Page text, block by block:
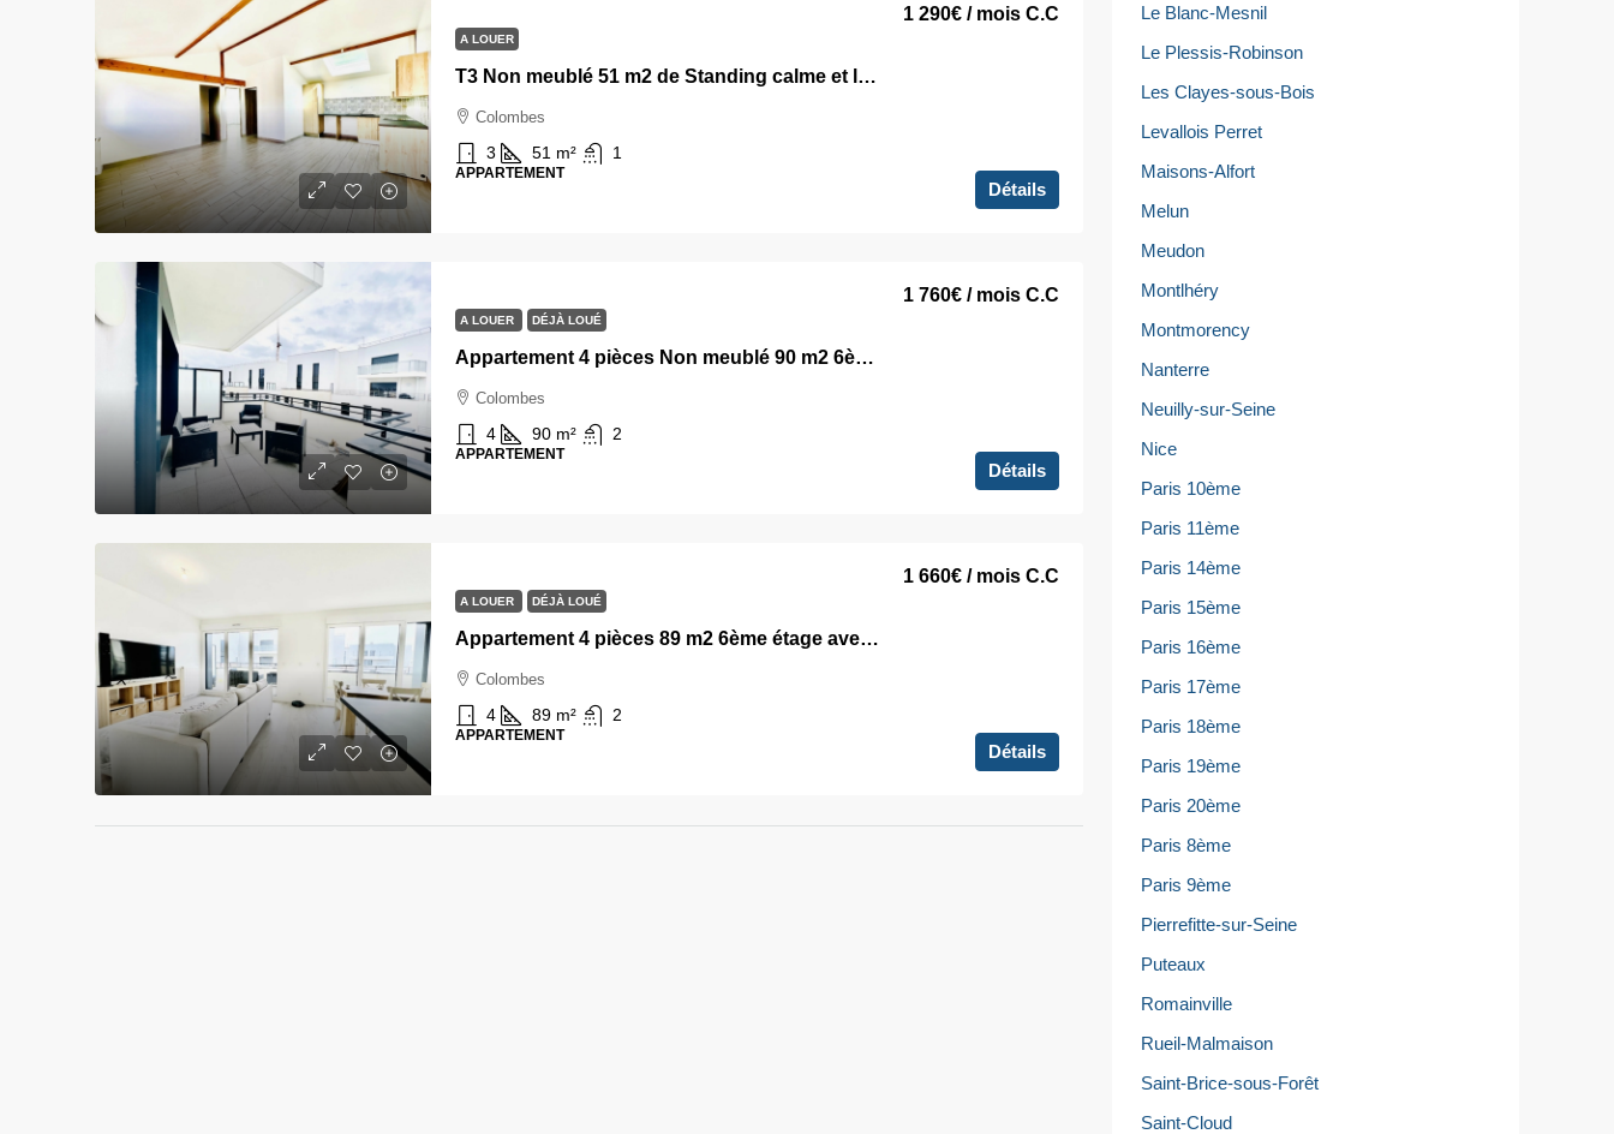
A LOUER
T3 Non meublé 51 m2 de Standing calme et lumineux Colombes
1 290€ / mois C.C
Colombes
3 51 m² 1
APPARTEMENT
Détails
A LOUER DÉJÀ LOUÉ
Appartement 4 pièces Non meublé 90 m2 6ème étage avec Terrasse et Parking Colombes
1 760€ / mois C.C
Colombes
4 90 m² 2
APPARTEMENT
Détails
A LOUER DÉJÀ LOUÉ
Appartement 4 pièces 89 m2 6ème étage avec Terrasse et Parking Colombes
1 660€ / mois C.C
Colombes
4 89 m² 2
APPARTEMENT
Détails
Le Blanc-Mesnil
Le Plessis-Robinson
Les Clayes-sous-Bois
Levallois Perret
Maisons-Alfort
Melun
Meudon
Montlhéry
Montmorency
Nanterre
Neuilly-sur-Seine
Nice
Paris 10ème
Paris 11ème
Paris 14ème
Paris 15ème
Paris 16ème
Paris 17ème
Paris 18ème
Paris 19ème
Paris 20ème
Paris 8ème
Paris 9ème
Pierrefitte-sur-Seine
Puteaux
Romainville
Rueil-Malmaison
Saint-Brice-sous-Forêt
Saint-Cloud